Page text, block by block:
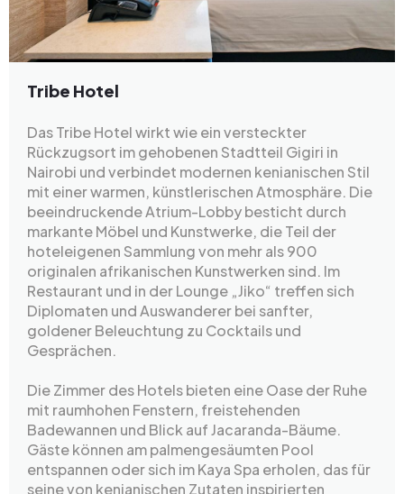
Tribe Hotel
Das Tribe Hotel wirkt wie ein versteckter
Rückzugsort im gehobenen Stadtteil Gigiri in
Nairobi und verbindet modernen kenianischen Stil
mit einer warmen, künstlerischen Atmosphäre. Die
beeindruckende Atrium-Lobby besticht durch
markante Möbel und Kunstwerke, die Teil der
hoteleigenen Sammlung von mehr als 900
originalen afrikanischen Kunstwerken sind. Im
Restaurant und in der Lounge „Jiko“ treffen sich
Diplomaten und Auswanderer bei sanfter,
goldener Beleuchtung zu Cocktails und
Gesprächen.
Die Zimmer des Hotels bieten eine Oase der Ruhe
mit raumhohen Fenstern, freistehenden
Badewannen und Blick auf Jacaranda-Bäume.
Gäste können am palmengesäumten Pool
entspannen oder sich im Kaya Spa erholen, das für
seine von kenianischen Zutaten inspirierten